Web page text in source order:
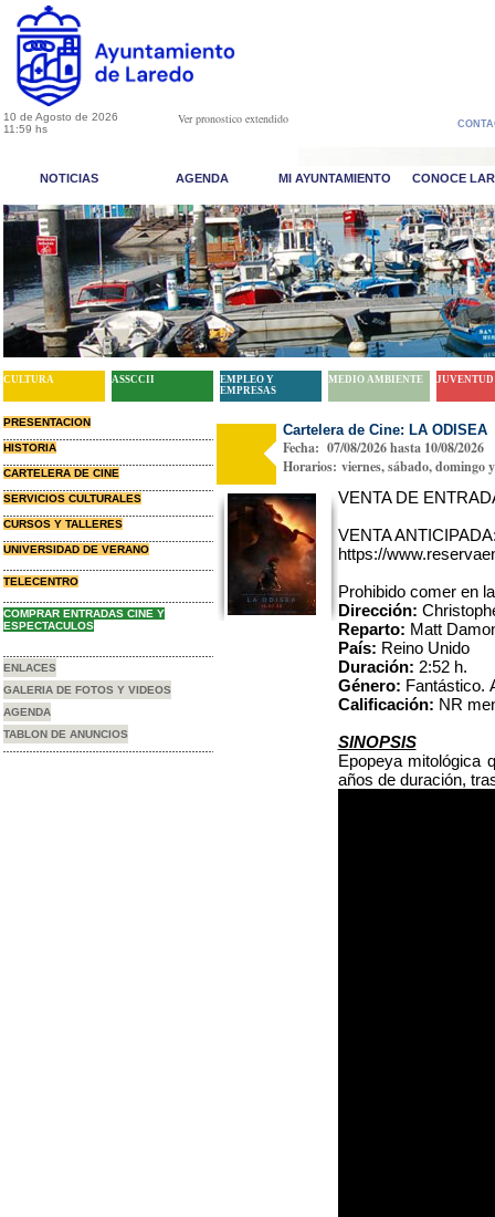
10 de Agosto de 2026
11:59 hs
Ver pronostico extendido
NOTICIAS AGENDA MI AYUNTAMIENTO CONOCE
CULTURA ASSCCII
EMPLEO Y
EMPRESAS
MEDIO AMBIENTE JUVENTUD
PRESENTACION
HISTORIA
CARTELERA DE CINE
SERVICIOS CULTURALES
CURSOS Y TALLERES
UNIVERSIDAD DE VERANO
TELECENTRO
COMPRAR ENTRADAS CINE Y
ESPECTACULOS
ENLACES
GALERIA DE FOTOS Y VIDEOS
AGENDA
TABLON DE ANUNCIOS
Cartelera de Cine: LA ODISEA
Fecha: 07/08/2026 hasta 10/08/2026
Horarios: viernes, sábado, domingo
VENTA DE
VENTA
https://
Prohibido comer en
Dirección:
Reparto: Matt
País: Reino Unido
Duración: 2:52 h.
Género: Fantástico.
Calificación: NR
SINOPSIS
Epopeya mitológica
años de duración,